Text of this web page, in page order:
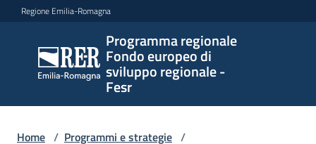
Vai al contenuto
Vai alla navigazione
Vai al footer
Regione Emilia-Romagna
Programma regionale
Fondo europeo di
sviluppo regionale -
Fesr
Programma
regionale
Fondo
europeo di
regionale -
Home / Programmi e strategie /